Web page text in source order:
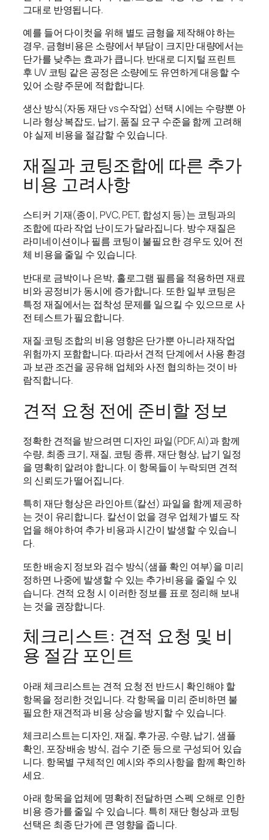
그대로 반영됩니다.
예를 들어 다이컷을 위해 별도 금형을 제작해야 하는
경우, 금형비용은 소량에서 부담이 크지만 대량에서는
단가를 낮추는 효과가 큽니다. 반대로 디지털 프린트
후 UV 코팅 같은 공정은 소량에도 유연하게 대응할 수
있어 소량 주문에 적합합니다.
생산 방식(자동 재단 vs 수작업) 선택 시에는 수량뿐 아
니라 형상 복잡도, 납기, 품질 요구 수준을 함께 고려해
야 실제 비용을 절감할 수 있습니다.
재질과 코팅조합에 따른 추가
비용 고려사항
스티커 기재(종이, PVC, PET, 합성지 등)는 코팅과의
조합에 따라 작업 난이도가 달라집니다. 방수 재질은
라미네이션이나 필름 코팅이 불필요한 경우도 있어 전
체 비용을 줄일 수 있습니다.
반대로 금박이나 은박, 홀로그램 필름을 적용하면 재료
비와 공정비가 동시에 증가합니다. 또한 일부 코팅은
특정 재질에서는 접착성 문제를 일으킬 수 있으므로 사
전 테스트가 필요합니다.
재질·코팅 조합의 비용 영향은 단가뿐 아니라 재작업
위험까지 포함합니다. 따라서 견적 단계에서 사용 환경
과 보관 조건을 공유해 업체와 사전 협의하는 것이 바
람직합니다.
견적 요청 전에 준비할 정보
정확한 견적을 받으려면 디자인 파일(PDF, AI)과 함께
수량, 최종 크기, 재질, 코팅 종류, 재단 형상, 납기 일정
을 명확히 알려야 합니다. 이 항목들이 누락되면 견적
의 신뢰도가 떨어집니다.
특히 재단 형상은 라인아트(칼선) 파일을 함께 제공하
는 것이 유리합니다. 칼선이 없을 경우 업체가 별도 작
업을 해야 하여 추가 비용과 시간이 발생할 수 있습니
다.
또한 배송지 정보와 검수 방식(샘플 확인 여부)을 미리
정하면 나중에 발생할 수 있는 추가비용을 줄일 수 있
습니다. 견적 요청 시 이러한 정보를 표로 정리해 보내
는 것을 권장합니다.
체크리스트: 견적 요청 및 비
용 절감 포인트
아래 체크리스트는 견적 요청 전 반드시 확인해야 할
항목을 정리한 것입니다. 각 항목을 미리 준비하면 불
필요한 재견적과 비용 상승을 방지할 수 있습니다.
체크리스트는 디자인, 재질, 후가공, 수량, 납기, 샘플
확인, 포장·배송 방식, 검수 기준 등으로 구성되어 있습
니다. 항목별 구체적인 예시와 주의사항을 함께 확인하
세요.
아래 항목을 업체에 명확히 전달하면 스펙 오해로 인한
비용 증가를 줄일 수 있습니다. 특히 재단 형상과 코팅
선택은 최종 단가에 큰 영향을 줍니다.